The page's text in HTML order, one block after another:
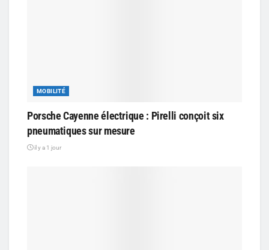
MOBILITÉ
Porsche Cayenne électrique : Pirelli conçoit six
pneumatiques sur mesure
il y a 1 jour